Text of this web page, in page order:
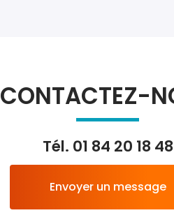
CONTACTEZ-
Tél. 01 84 20 18 48
Envoyer un message